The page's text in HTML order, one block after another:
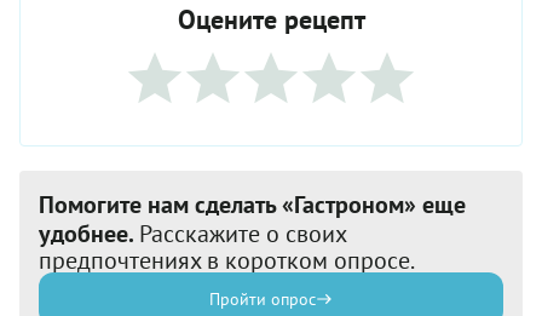
Оцените рецепт
Помогите нам сделать «Гастроном» еще
удобнее. Расскажите о своих
предпочтениях в коротком опросе.
Пройти опрос